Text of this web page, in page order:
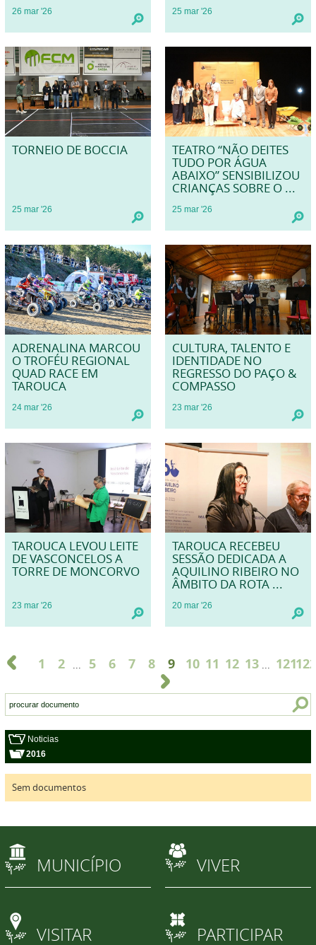
26 mar '26 25 mar '26
TORNEIO DE BOCCIA
25 mar '26
TEATRO “NÃO DEITES
TUDO POR ÁGUA
ABAIXO” SENSIBILIZOU
CRIANÇAS SOBRE O ...
25 mar '26
ADRENALINA MARCOU
O TROFÉU REGIONAL
QUAD RACE EM
TAROUCA
24 mar '26
CULTURA, TALENTO E
IDENTIDADE NO
REGRESSO DO PAÇO &
COMPASSO
23 mar '26
TAROUCA LEVOU LEITE
DE VASCONCELOS A
TORRE DE MONCORVO
23 mar '26
TAROUCA RECEBEU
SESSÃO DEDICADA A
AQUILINO RIBEIRO NO
ÂMBITO DA ROTA ...
20 mar '26
1 2 ... 5 6 7 8 9 10 11 12 13 ... 121122
Noticias
2016
Sem documentos
MUNICÍPIO VIVER
VISITAR PARTICIPAR